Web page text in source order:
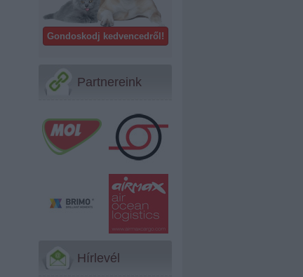
Gondoskodj kedvencedről!
Partnereink
Hírlevél